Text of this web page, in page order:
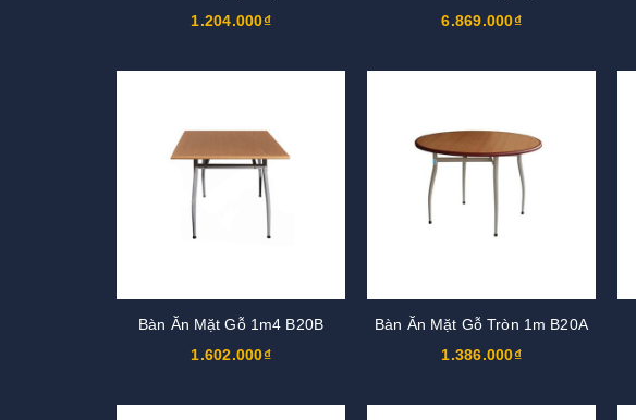
1.204.000₫
6.869.000₫
Bàn Ăn Mặt Gỗ 1m4 B20B
1.602.000₫
Bàn Ăn Mặt Gỗ Tròn 1m B20A
1.386.000₫